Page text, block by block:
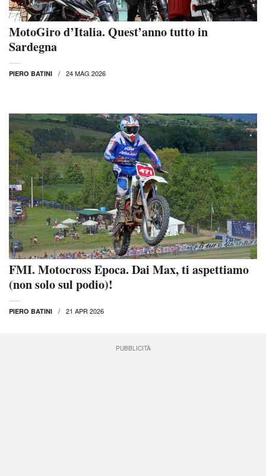
MotoGiro d’Italia. Quest’anno tutto in
Sardegna
PIERO BATINI 24 MAG 2026
FMI. Motocross Epoca. Dai Max, ti aspettiamo
(non solo sul podio)!
PIERO BATINI 21 APR 2026
PUBBLICITÀ